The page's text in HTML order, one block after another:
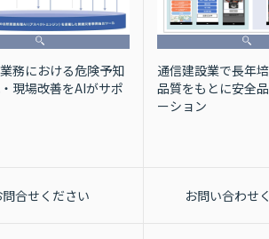
務における危険予知
現場改善をAIがサポ
通信建設業で長年
品質をもとに安全
ーション
問合せください お問い合わせ